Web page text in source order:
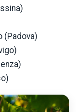
(Padova)